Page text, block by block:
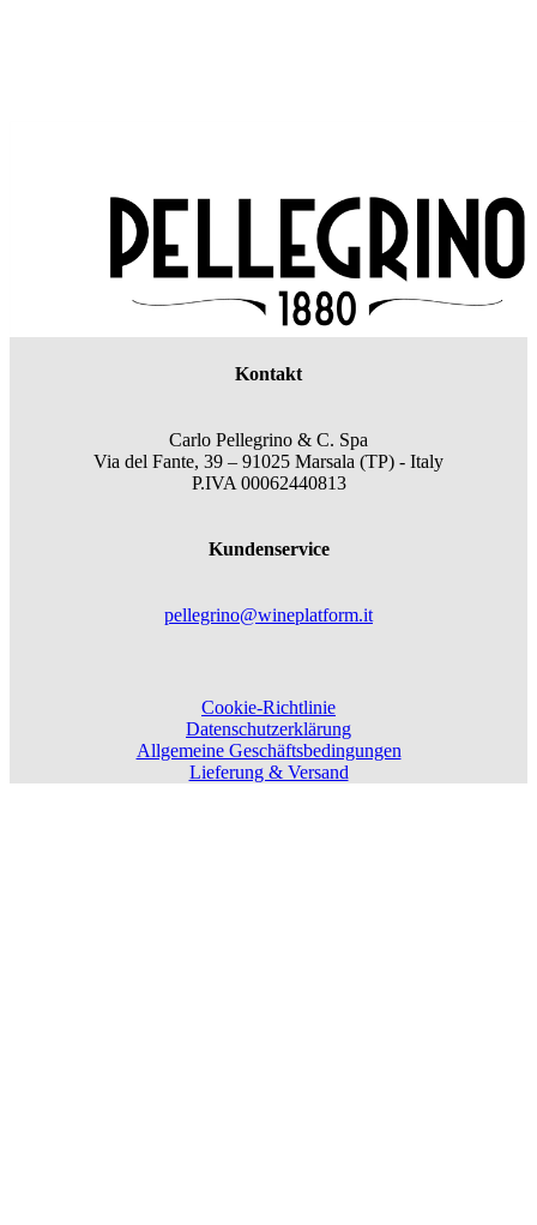
Kontakt
Carlo Pellegrino & C. Spa
Via del Fante, 39 – 91025 Marsala (TP) - Italy
P.IVA 00062440813
Kundenservice
pellegrino@wineplatform.it
Cookie-Richtlinie
Datenschutzerklärung
Allgemeine Geschäftsbedingungen
Lieferung & Versand